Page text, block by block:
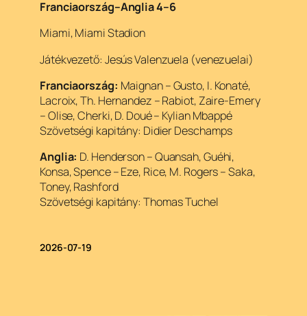
Franciaország–Anglia 4–6
Miami, Miami Stadion
Játékvezető: Jesús Valenzuela (venezuelai)
Franciaország: Maignan – Gusto, I. Konaté,
Lacroix, Th. Hernandez – Rabiot, Zaire-Emery
– Olise, Cherki, D. Doué – Kylian Mbappé
Szövetségi kapitány: Didier Deschamps
Anglia: D. Henderson – Quansah, Guéhi,
Konsa, Spence – Eze, Rice, M. Rogers – Saka,
Toney, Rashford
Szövetségi kapitány: Thomas Tuchel
2026-07-19